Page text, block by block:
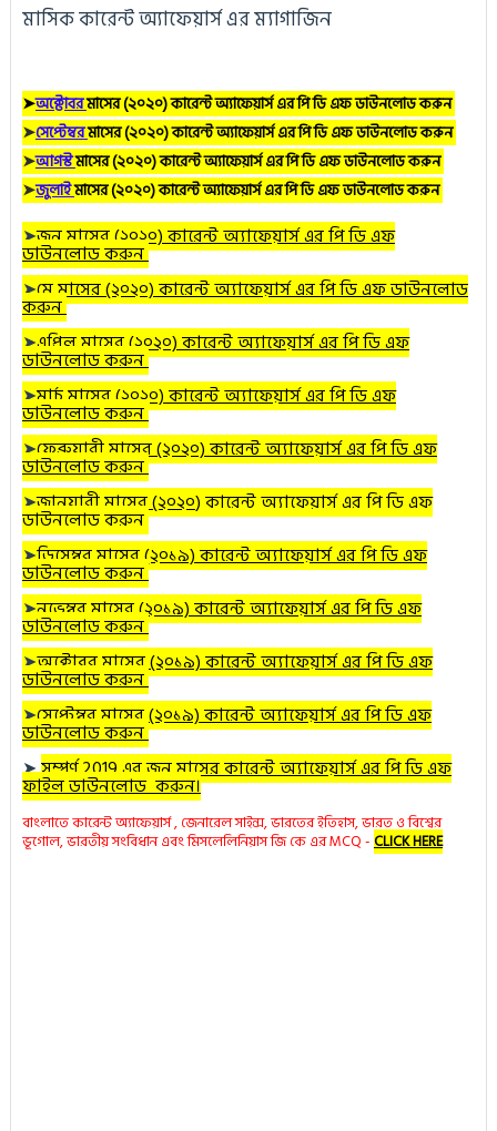
মাসিক কারেন্ট অ্যাফেয়ার্স এর ম্যাগাজিন
➤অক্টোবরমাসের (২০২০) কারেন্ট অ্যাফেয়ার্স এর পি ডি এফ ডাউনলোড করুন
➤সেপ্টেম্বরমাসের (২০২০) কারেন্ট অ্যাফেয়ার্স এর পি ডি এফ ডাউনলোড করুন
➤আগস্টমাসের (২০২০) কারেন্ট অ্যাফেয়ার্স এর পি ডি এফ ডাউনলোড করুন
➤জুলাইমাসের (২০২০) কারেন্ট অ্যাফেয়ার্স এর পি ডি এফ ডাউনলোড করুন
➤জুনমাসের (২০২০) কারেন্ট অ্যাফেয়ার্স এর পি ডি এফ
ডাউনলোড করুন
➤মেমাসের (২০২০) কারেন্ট অ্যাফেয়ার্স এর পি ডি এফ ডাউনলোড
করুন
➤এপ্রিলমাসের (২০২০) কারেন্ট অ্যাফেয়ার্স এর পি ডি এফ
ডাউনলোড করুন
➤মার্চমাসের (২০২০) কারেন্ট অ্যাফেয়ার্স এর পি ডি এফ
ডাউনলোড করুন
➤ফেব্রুয়ারীমাসের (২০২০) কারেন্ট অ্যাফেয়ার্স এর পি ডি এফ
ডাউনলোড করুন
➤জানুয়ারীমাসের (২০২০) কারেন্ট অ্যাফেয়ার্স এর পি ডি এফ
ডাউনলোড করুন
➤ডিসেম্বরমাসের (২০১৯) কারেন্ট অ্যাফেয়ার্স এর পি ডি এফ
ডাউনলোড করুন
➤নভেম্বরমাসের (২০১৯) কারেন্ট অ্যাফেয়ার্স এর পি ডি এফ
ডাউনলোড করুন
➤অক্টোবরমাসের (২০১৯) কারেন্ট অ্যাফেয়ার্স এর পি ডি এফ
ডাউনলোড করুন
➤সেপ্টেম্বর মাসের (২০১৯) কারেন্ট অ্যাফেয়ার্স এর পি ডি এফ
ডাউনলোড করুন
➤সম্পূর্ণ 2019 এর জুন মাসের কারেন্ট অ্যাফেয়ার্স এর পি ডি এফ
ফাইল ডাউনলোড করুন।
বাংলাতে কারেন্ট অ্যাফেয়ার্স , জেনারেল সাইন্স, ভারতের ইতিহাস, ভারত ও বিশ্বের
ভূগোল, ভারতীয় সংবিধান এবং মিসলেলিনিয়াস জি কে এর MCQ -CLICK HERE